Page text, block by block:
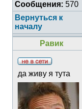
Сообщения: 570
Вернуться к
началу
Равик
да живу я тута